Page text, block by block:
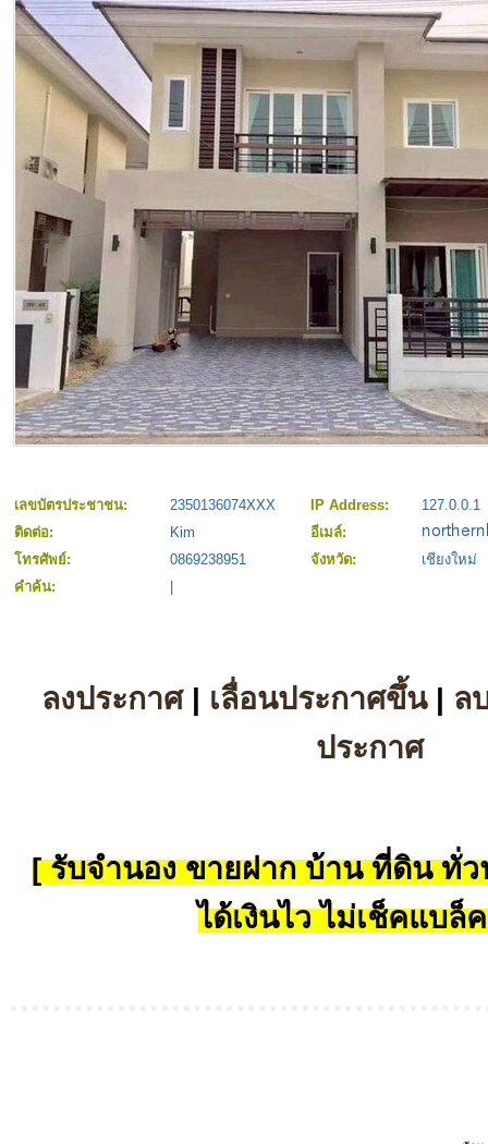
เลขบัตรประชาชน: 2350136074XXX IP Address:
127.0.0.1
ติดต่อ:
Kim
อีเมล์:
โทรศัพย์:
0869238951 จังหวัด:
เชียงใหม่
คำค้น:
ลงประกาศ| เลื่อนประกาศขึ้น| ล
ประกาศ
[ รับจำนอง ขายฝาก บ้าน ที่ดิน ทั่ว
ได้เงินไว ไม่เช็คแบล็